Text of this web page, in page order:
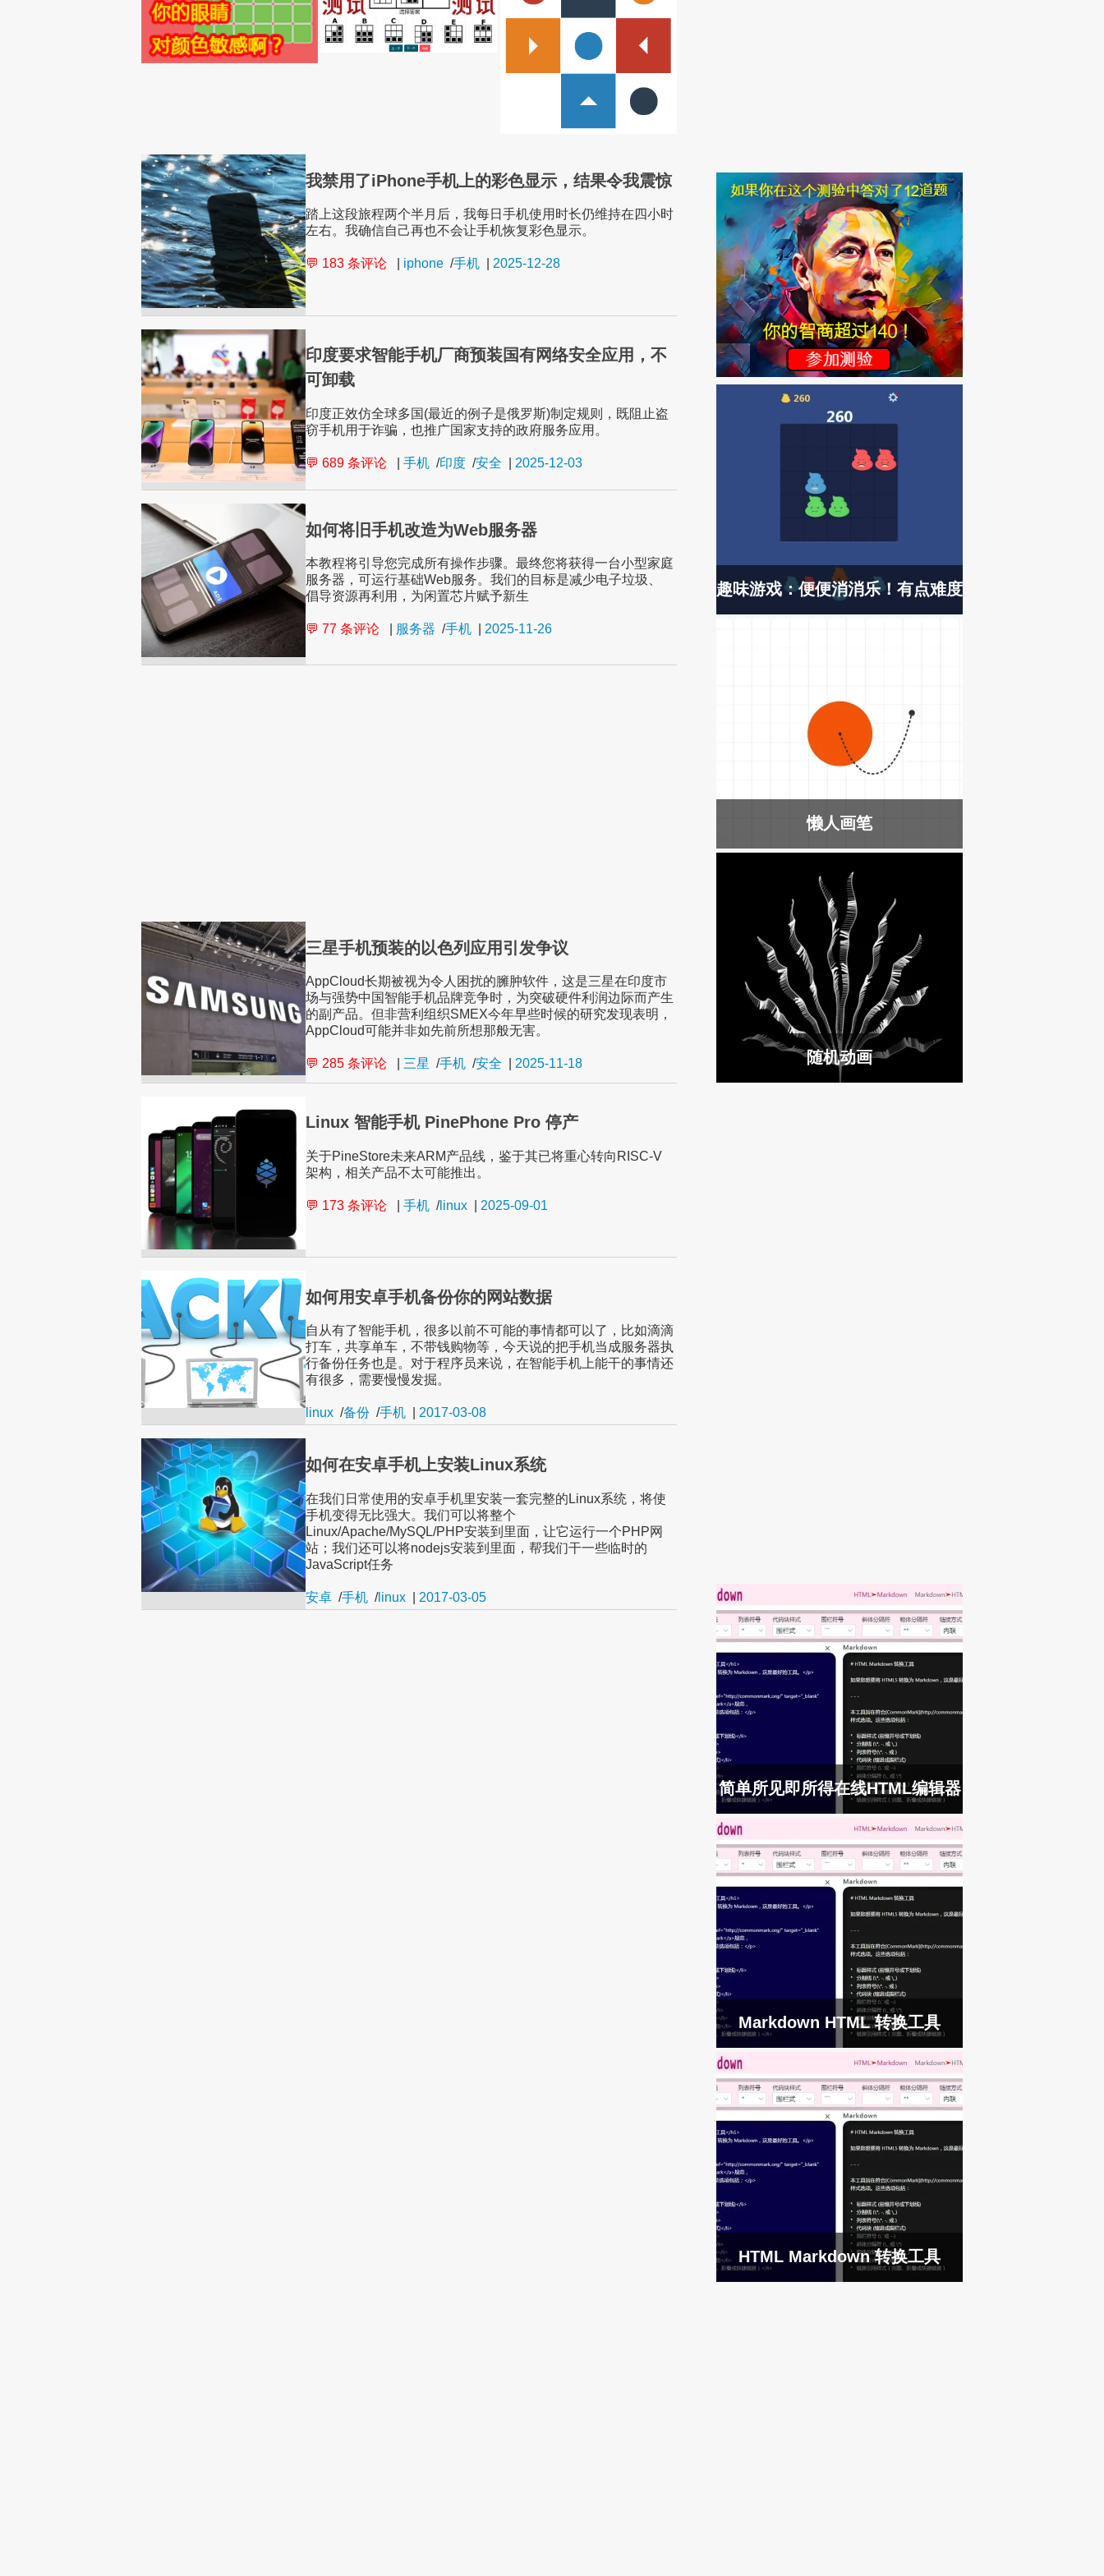
我禁用了iPhone手机上的彩色显示，结果令我震惊
踏上这段旅程两个半月后，我每日手机使用时长仍维持在四小时
左右。我确信自己再也不会让手机恢复彩色显示。
💬 183 条评论 iphone /手机 2025-12-28
印度要求智能手机厂商预装国有网络安全应用，不
可卸载
印度正效仿全球多国(最近的例子是俄罗斯)制定规则，既阻止盗
窃手机用于诈骗，也推广国家支持的政府服务应用。
💬 689 条评论 手机 /印度 /安全 2025-12-03
如何将旧手机改造为Web服务器
本教程将引导您完成所有操作步骤。最终您将获得一台小型家庭
服务器，可运行基础Web服务。我们的目标是减少电子垃圾、
倡导资源再利用，为闲置芯片赋予新生
💬 77 条评论 服务器 /手机 2025-11-26
三星手机预装的以色列应用引发争议
AppCloud长期被视为令人困扰的臃肿软件，这是三星在印度市
场与强势中国智能手机品牌竞争时，为突破硬件利润边际而产生
的副产品。但非营利组织SMEX今年早些时候的研究发现表明，
AppCloud可能并非如先前所想那般无害。
💬 285 条评论 三星 /手机 /安全 2025-11-18
Linux 智能手机 PinePhone Pro 停产
关于PineStore未来ARM产品线，鉴于其已将重心转向RISC-V
架构，相关产品不太可能推出。
💬 173 条评论 手机 /linux 2025-09-01
如何用安卓手机备份你的网站数据
自从有了智能手机，很多以前不可能的事情都可以了，比如滴滴
打车，共享单车，不带钱购物等，今天说的把手机当成服务器执
行备份任务也是。对于程序员来说，在智能手机上能干的事情还
有很多，需要慢慢发掘。
linux /备份 /手机 2017-03-08
如何在安卓手机上安装Linux系统
在我们日常使用的安卓手机里安装一套完整的Linux系统，将使
手机变得无比强大。我们可以将整个
Linux/Apache/MySQL/PHP安装到里面，让它运行一个PHP网
站；我们还可以将nodejs安装到里面，帮我们干一些临时的
JavaScript任务
安卓 /手机 /linux 2017-03-05
趣味游戏：便便消消乐！有点难度
懒人画笔
随机动画
简单所见即所得在线HTML编辑器
Markdown HTML 转换工具
HTML Markdown 转换工具